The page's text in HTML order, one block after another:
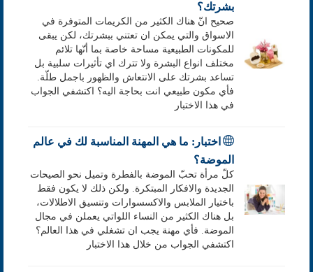
بشرتك؟
صحيح انّ هناك الكثير من الكريمات المتوفرة في
الاسواق والتي يمكن ان تعتني ببشرتك، لكن يبقى
للمكونات الطبيعية مساحة خاصة بما أنّها تلائم
مختلف انواع البشرة ولا تترك اي تأثيرات سلبية بل
تساعد بشرتك على الانتعاش والظهور باجمل طلّة.
فأي مكون طبيعي انت بحاجة اليه؟ اكتشفي الجواب
في هذا الاختبار
اختبار: ما هي المهنة المناسبة لك في عالم
الموضة؟
كلّ مرأة تحبّ الموضة بالفطرة وتميل نحو الصيحات
الجديدة والافكار المبتكرة. ولكن ذلك لا يكون فقط
باختيار الملابس والاكسسوارات وتنسيق الاطلالات،
بل هناك الكثير من النساء اللواتي يعملن في مجال
الموضة. فأي مهنة يجب ان تشغلي في هذا العالم؟
اكتشفي الجواب من خلال هذا الاختبار